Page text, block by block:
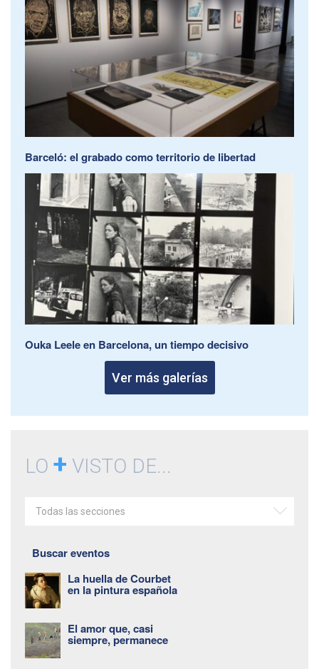
Barceló: el grabado como territorio de libertad
Ouka Leele en Barcelona, un tiempo decisivo
Ver más galerías
LO + VISTO DE...
Todas las secciones
Buscar eventos
La huella de Courbet
en la pintura española
El amor que, casi
siempre, permanece